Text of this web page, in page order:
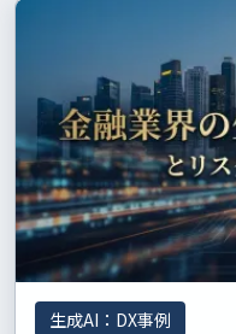
生成AI：DX事例